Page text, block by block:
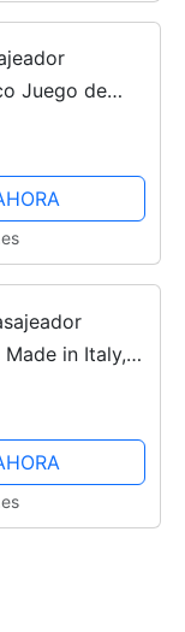
Juego de
de
5...
in Italy,
de...